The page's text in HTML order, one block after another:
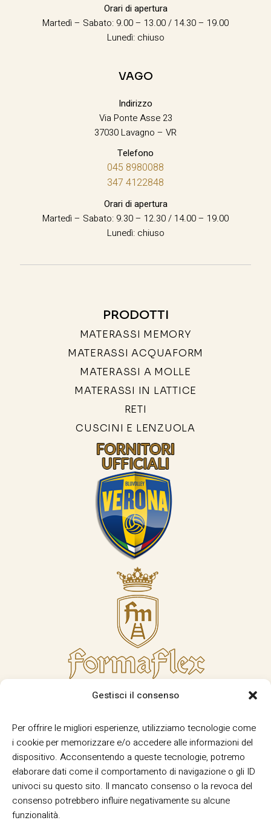
Gestisci il consenso
Per offrire le migliori esperienze, utilizziamo tecnologie come
i cookie per memorizzare e/o accedere alle informazioni del
dispositivo. Acconsentendo a queste tecnologie, potremo
elaborare dati come il comportamento di navigazione o gli ID
univoci su questo sito. Il mancato consenso o la revoca del
consenso potrebbero influire negativamente su alcune
funzionalità.
Orari di apertura
Martedì – Sabato: 9.00 – 13.00 / 14.30 – 19.00
Lunedì: chiuso
VAGO
Indirizzo
Via Ponte Asse 23
37030 Lavagno – VR
Telefono
045 8980088
347 4122848
Orari di apertura
Martedì – Sabato: 9.30 – 12.30 / 14.00 – 19.00
Lunedì: chiuso
PRODOTTI
MATERASSI MEMORY
MATERASSI ACQUAFORM
MATERASSI A MOLLE
MATERASSI IN LATTICE
RETI
CUSCINI E LENZUOLA